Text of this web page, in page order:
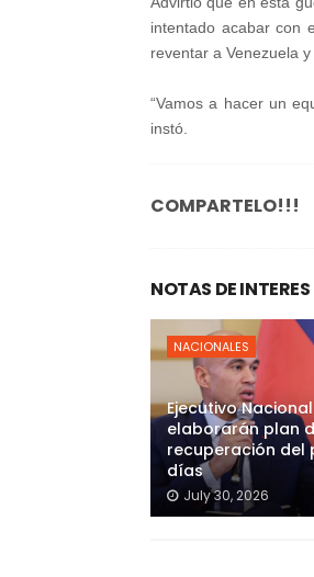
intentado acabar con
reventar a Venezuela
“Vamos a hacer un
instó.
COMPARTELO!!!
NOTAS DE INTERES
NACIONALES
Ejecutivo Nacional
elaborarán plan
recuperación del
días
July 30, 2026